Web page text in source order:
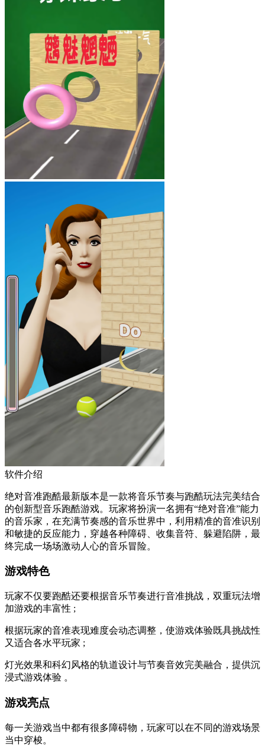
软件介绍
绝对音准跑酷最新版本是一款将音乐节奏与跑酷玩法完美结合
的创新型音乐跑酷游戏。玩家将扮演一名拥有“绝对音准”能力
的音乐家，在充满节奏感的音乐世界中，利用精准的音准识别
和敏捷的反应能力，穿越各种障碍、收集音符、躲避陷阱，最
终完成一场场激动人心的音乐冒险。
游戏特色
玩家不仅要跑酷还要根据音乐节奏进行音准挑战，双重玩法增
加游戏的丰富性 ;
根据玩家的音准表现难度会动态调整，使游戏体验既具挑战性
又适合各水平玩家 ;
灯光效果和科幻风格的轨道设计与节奏音效完美融合，提供沉
浸式游戏体验 。
游戏亮点
每一关游戏当中都有很多障碍物，玩家可以在不同的游戏场景
当中穿梭。